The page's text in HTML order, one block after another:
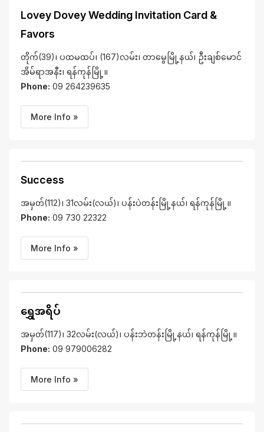
Lovey Dovey Wedding Invitation Card &
Favors
တိုက်(39)၊ ပထမထပ်၊ (167)လမ်း၊ တာမွေမြို့နယ်၊ ဦးချစ်မောင်
အိမ်ရာအနီး၊ ရန်ကုန်မြို့။
Phone: 09 264239635
More Info »
Success
အမှတ်(112)၊ 31လမ်း(လယ်)၊ ပန်းပဲတန်းမြို့နယ်၊ ရန်ကုန်မြို့။
Phone: 09 730 22322
More Info »
ရွှေအရိပ်
အမှတ်(117)၊ 32လမ်း(လယ်)၊ ပန်းဘဲတန်းမြို့နယ်၊ ရန်ကုန်မြို့။
Phone: 09 979006282
More Info »